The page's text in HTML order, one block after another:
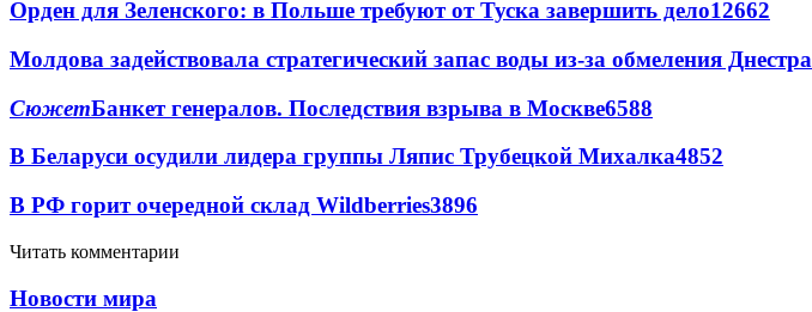
Орден для Зеленского: в Польше требуют от Туска завершить дело12662
Молдова задействовала стратегический запас воды из-за обмеления Днестра
СюжетБанкет генералов. Последствия взрыва в Москве6588
В Беларуси осудили лидера группы Ляпис Трубецкой Михалка4852
В РФ горит очередной склад Wildberries3896
Читать комментарии
Новости мира